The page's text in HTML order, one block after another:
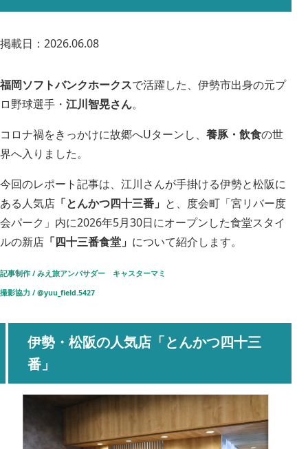
掲載日：2026.06.08
福岡ソフトバンクホークスで活躍した、伊勢市出身の元プ
ロ野球選手・ 江川智晃さん。
コロナ禍をきっかけに故郷へUターンし、 養豚・飲食の世
界へ入りました。
今回のレポート記事は、江川さんが手掛ける伊勢と松阪に
ある人気店 「とんかつ四十三番」 と、度会町「宮リバー度
会パーク」内に2026年5月30日にオープンした食堂スタイ
ルの新店 「四十三番食堂」 について紹介します。
記事制作 / みえ旅アンバサダー キャスターマミ
撮影協力 / @yuu_field.5427
伊勢・松阪の人気店「とんかつ四十三
番」